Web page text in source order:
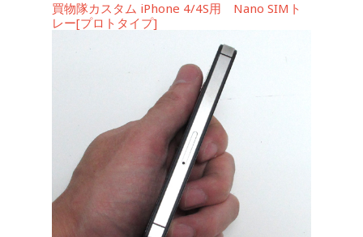
買物隊カスタム iPhone 4/4S用 Nano SIMト
レー[プロトタイプ]